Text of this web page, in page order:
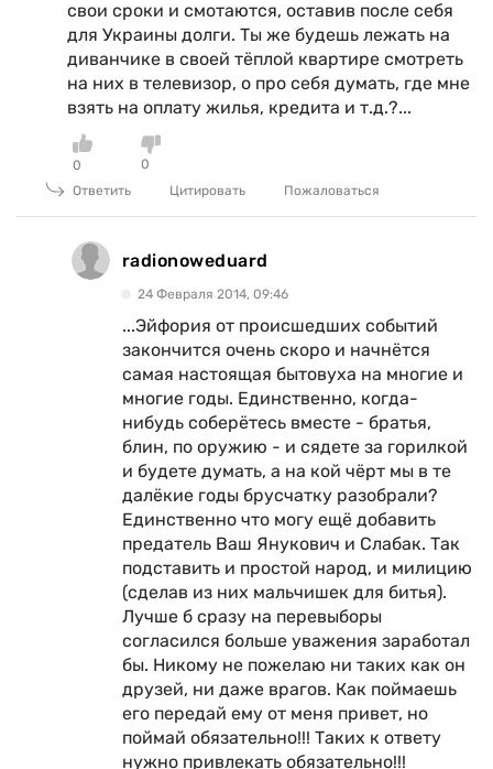
свои сроки и смотаются, оставив после себя
для Украины долги. Ты же будешь лежать на
диванчике в своей тёплой квартире смотреть
на них в телевизор, о про себя думать, где мне
взять на оплату жилья, кредита и т.д.?...
0
0
Ответить
Цитировать Пожаловаться
radionoweduard
24 Февраля 2014, 09:46
...Эйфория от происшедших событий
закончится очень скоро и начнётся
самая настоящая бытовуха на многие и
многие годы. Единственно, когда-
нибудь соберётесь вместе - братья,
блин, по оружию - и сядете за горилкой
и будете думать, а на кой чёрт мы в те
далёкие годы брусчатку разобрали?
Единственно что могу ещё добавить
предатель Ваш Янукович и Слабак. Так
подставить и простой народ, и милицию
(сделав из них мальчишек для битья).
Лучше б сразу на перевыборы
согласился больше уважения заработал
бы. Никому не пожелаю ни таких как он
друзей, ни даже врагов. Как поймаешь
его передай ему от меня привет, но
поймай обязательно!!! Таких к ответу
нужно привлекать обязательно!!!